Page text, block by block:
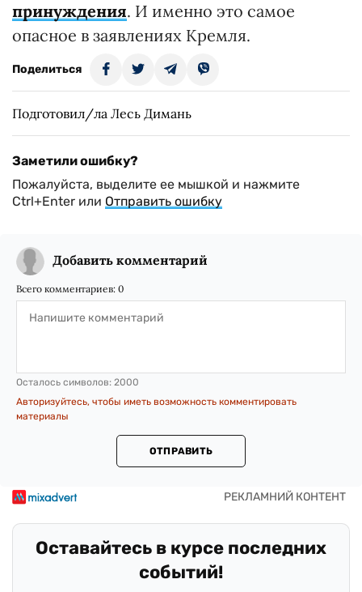
принуждения. И именно это самое
опасное в заявлениях Кремля.
Поделиться
Подготовил/ла Лесь Димань
Заметили ошибку?
Пожалуйста, выделите ее мышкой и нажмите
Ctrl+Enter или Отправить ошибку
Добавить комментарий
Всего комментариев: 0
Осталось символов: 2000
Авторизуйтесь, чтобы иметь возможность комментировать
материалы
ОТПРАВИТЬ
Оставайтесь в курсе последних
событий!